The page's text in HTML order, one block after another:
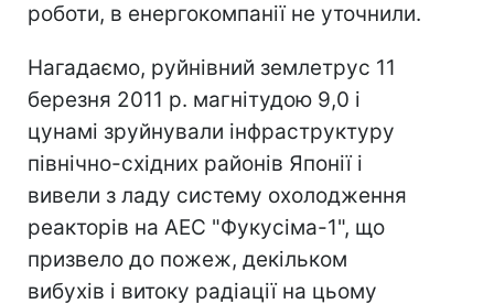
роботи, в енергокомпанії не уточнили.
Нагадаємо, руйнівний землетрус 11
березня 2011 р. магнітудою 9,0 і
цунамі зруйнували інфраструктуру
північно-східних районів Японії і
вивели з ладу систему охолодження
реакторів на АЕС "Фукусіма-1", що
призвело до пожеж, декільком
вибухів і витоку радіації на цьому